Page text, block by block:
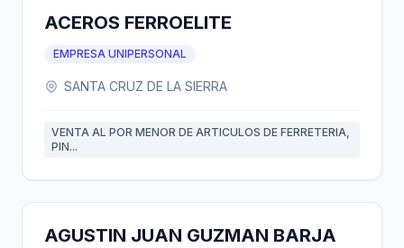
ACEROS FERROELITE
EMPRESA UNIPERSONAL
SANTA CRUZ DE LA SIERRA
VENTA AL POR MENOR DE ARTICULOS DE FERRETERIA,
PIN...
AGUSTIN JUAN GUZMAN BARJA